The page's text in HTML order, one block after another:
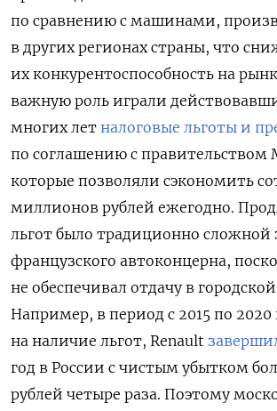
по сравнению с машинами,
в других регионах страны, что
их конкурентоспособность на
важную роль играли
многих лет налоговые льготы и
по соглашению с правительством
которые позволяли сэкономить
миллионов рублей ежегодно.
льгот было традиционно сложной
французского автоконцерна,
не обеспечивал отдачу в
Например, в период с 2015 по 2020
на наличие льгот, Renault
год в России с чистым убытком
рублей четыре раза. Поэтому